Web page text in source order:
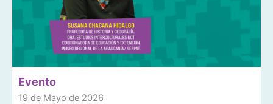
Evento
19 de Mayo de 2026